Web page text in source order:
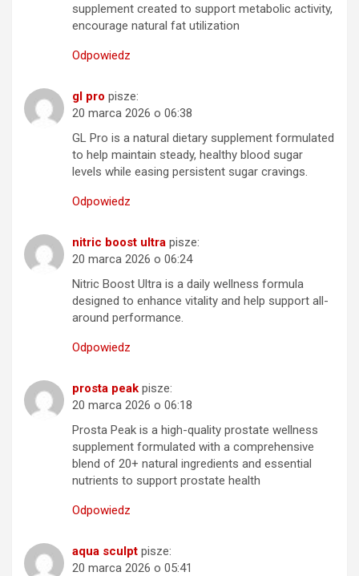
supplement created to support metabolic activity,
encourage natural fat utilization
Odpowiedz
gl pro pisze:
20 marca 2026 o 06:38
GL Pro is a natural dietary supplement formulated
to help maintain steady, healthy blood sugar
levels while easing persistent sugar cravings.
Odpowiedz
nitric boost ultra pisze:
20 marca 2026 o 06:24
Nitric Boost Ultra is a daily wellness formula
designed to enhance vitality and help support all-
around performance.
Odpowiedz
prosta peak pisze:
20 marca 2026 o 06:18
Prosta Peak is a high-quality prostate wellness
supplement formulated with a comprehensive
blend of 20+ natural ingredients and essential
nutrients to support prostate health
Odpowiedz
aqua sculpt pisze:
20 marca 2026 o 05:41